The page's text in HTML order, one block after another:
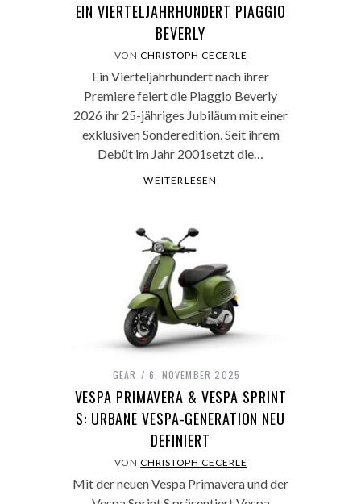
EIN VIERTELJAHRHUNDERT PIAGGIO
BEVERLY
VONCHRISTOPH CECERLE
Ein Vierteljahrhundert nach ihrer
Premiere feiert die Piaggio Beverly
2026 ihr 25-jähriges Jubiläum mit einer
exklusiven Sonderedition. Seit ihrem
Debüt im Jahr 2001setzt die…
WEITERLESEN
GEAR 6. NOVEMBER 2025
VESPA PRIMAVERA & VESPA SPRINT
S: URBANE VESPA-GENERATION NEU
DEFINIERT
VONCHRISTOPH CECERLE
Mit der neuen Vespa Primavera und der